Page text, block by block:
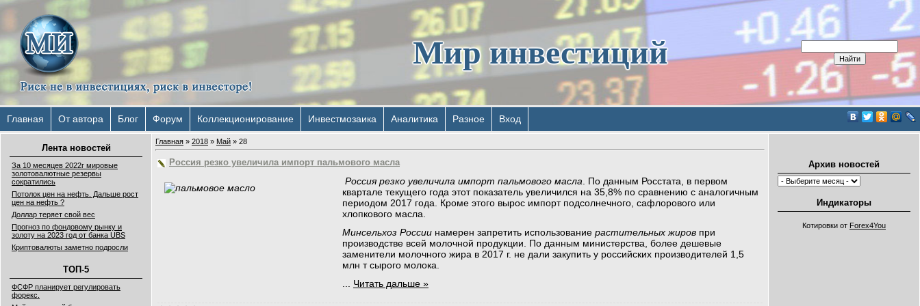
Мир инвестиций
Главная От автора Блог Форум Коллекционирование Инвестмозаика Аналитика Разное Вход
Лента новостей
За 10 месяцев 2022г мировые
золотовалютные резервы
сократились
Потолок цен на нефть. Дальше рост
цен на нефть ?
Доллар теряет свой вес
Прогноз по фондовому рынку и
золоту на 2023 год от банка UBS
Криптовалюты заметно подросли
ТОП-5
ФСФР планирует регулировать
форекс.
Главная » 2018 » Май » 28
​​​​​​​Россия резко увеличила импорт пальмового масла
Россия резко увеличила импорт пальмового масла. По данным Росстата, в первом
квартале текущего года этот показатель увеличился на 35,8% по сравнению с аналогичным
периодом 2017 года. Кроме этого вырос импорт подсолнечного, сафлорового или
хлопкового масла.
Минсельхоз России намерен запретить использование растительных жиров при
производстве всей молочной продукции. По данным министерства, более дешевые
заменители молочного жира в 2017 г. не дали закупить у российских производителей 1,5
млн т сырого молока.
Читать дальше »
Архив новостей
Индикаторы
Котировки от Forex4You